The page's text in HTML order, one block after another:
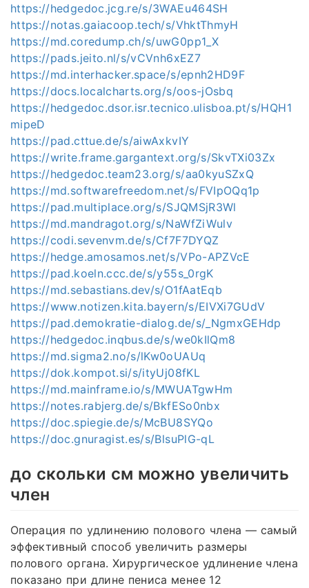
https://hedgedoc.jcg.re/s/3WAEu464SH
https://notas.gaiacoop.tech/s/VhktThmyH
https://md.coredump.ch/s/uwG0pp1_X
https://pads.jeito.nl/s/vCVnh6xEZ7
https://md.interhacker.space/s/epnh2HD9F
https://docs.localcharts.org/s/oos-jOsbq
https://hedgedoc.dsor.isr.tecnico.ulisboa.pt/s/HQH1
mipeD
https://pad.cttue.de/s/aiwAxkvIY
https://write.frame.gargantext.org/s/SkvTXi03Zx
https://hedgedoc.team23.org/s/aa0kyuSZxQ
https://md.softwarefreedom.net/s/FVIpOQq1p
https://pad.multiplace.org/s/SJQMSjR3Wl
https://md.mandragot.org/s/NaWfZiWulv
https://codi.sevenvm.de/s/Cf7F7DYQZ
https://hedge.amosamos.net/s/VPo-APZVcE
https://pad.koeln.ccc.de/s/y55s_0rgK
https://md.sebastians.dev/s/O1fAatEqb
https://www.notizen.kita.bayern/s/EIVXi7GUdV
https://pad.demokratie-dialog.de/s/_NgmxGEHdp
https://hedgedoc.inqbus.de/s/we0kIlQm8
https://md.sigma2.no/s/lKw0oUAUq
https://dok.kompot.si/s/ityUj08fKL
https://md.mainframe.io/s/MWUATgwHm
https://notes.rabjerg.de/s/BkfESo0nbx
https://doc.spiegie.de/s/McBU8SYQo
https://doc.gnuragist.es/s/BlsuPlG-qL
до скольки см можно увеличить
член
Операция по удлинению полового члена — самый
эффективный способ увеличить размеры
полового органа. Хирургическое удлинение члена
показано при длине пениса менее 12